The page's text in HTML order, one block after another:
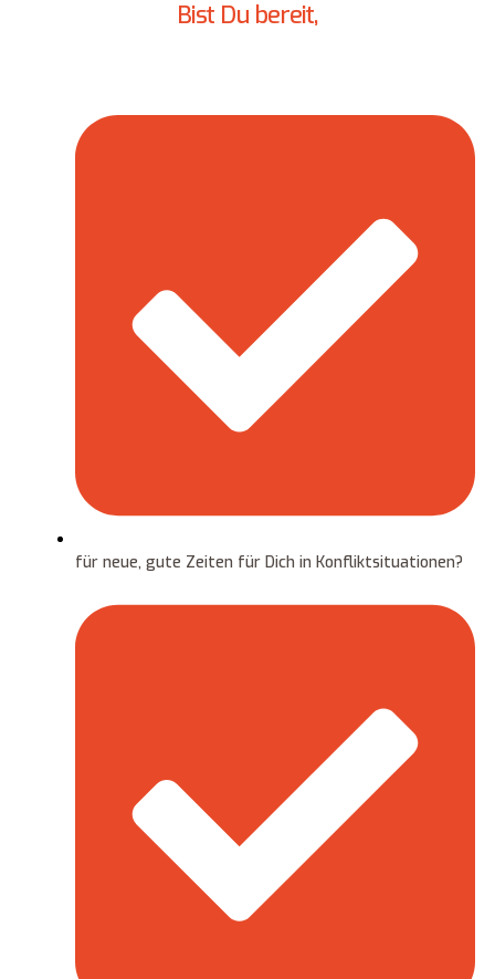
Bist Du bereit,
für neue, gute Zeiten für Dich in Konfliktsituationen?